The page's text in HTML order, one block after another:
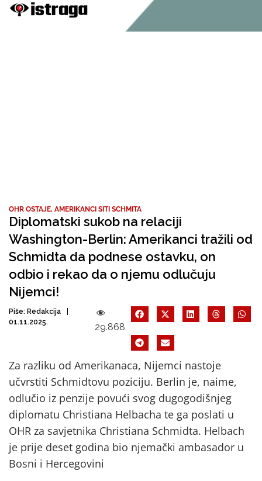
OHR OSTAJE, AMERIKANCI SITI SCHMITA
Diplomatski sukob na relaciji
Washington-Berlin: Amerikanci tražili od
Schmidta da podnese ostavku, on
odbio i rekao da o njemu odlučuju
Nijemci!
Piše: Redakcija
01.11.2025.
29.868
Za razliku od Amerikanaca, Nijemci nastoje
učvrstiti Schmidtovu poziciju. Berlin je, naime,
odlučio iz penzije povući svog dugogodišnjeg
diplomatu Christiana Helbacha te ga poslati u
OHR za savjetnika Christiana Schmidta. Helbach
je prije deset godina bio njemački ambasador u
Bosni i Hercegovini